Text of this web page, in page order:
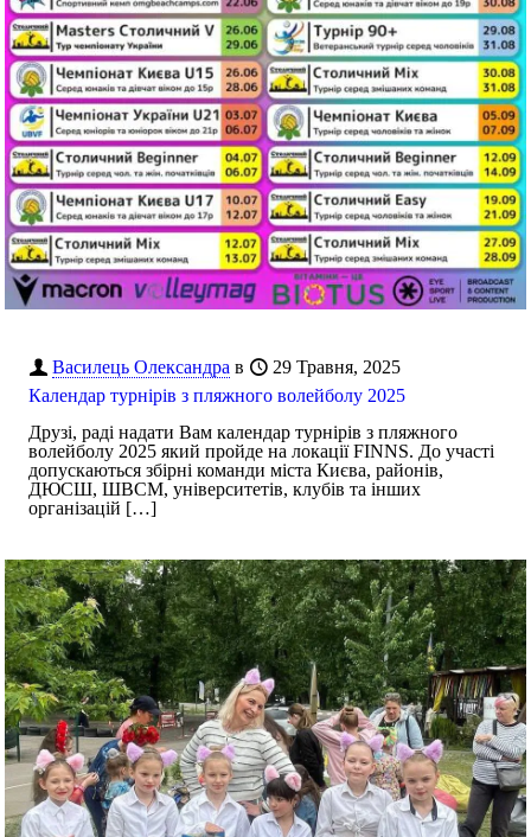
Василець Олександра в
29 Травня, 2025
Календар турнірів з пляжного волейболу 2025
Друзі, раді надати Вам календар турнірів з пляжного
волейболу 2025 який пройде на локації FINNS. До участі
допускаються збірні команди міста Києва, районів,
ДЮСШ, ШВСМ, університетів, клубів та інших
організацій […]